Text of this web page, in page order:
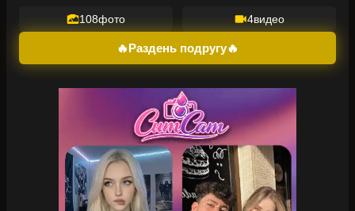
108фото 4видео
🔥Раздень подругу🔥